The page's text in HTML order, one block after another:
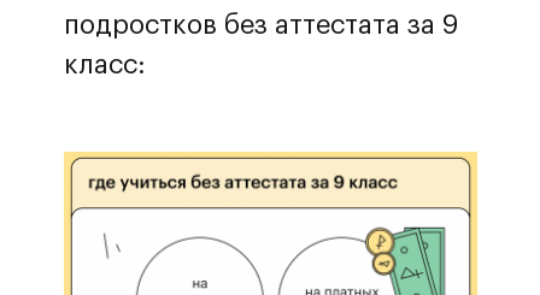
подростков без аттестата за 9
класс: